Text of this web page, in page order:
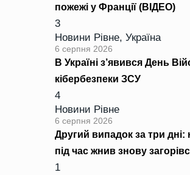
пожежі у Франції (ВІДЕО)
3
Новини Рівне, Україна
6 серпня 2026
В Україні з’явився День
кібербезпеки ЗСУ
4
Новини Рівне
6 серпня 2026
Другий випадок за три дні:
під час жнив знову
1